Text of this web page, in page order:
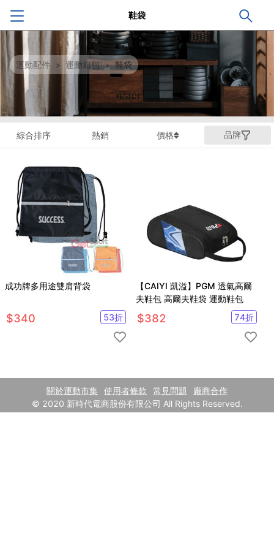
鞋袋
運動配件 > 運動箱包 > 鞋袋
綜合排序 熱銷 價格 品牌
成功牌多用途雙肩背袋
$340 53折
【CAIYI 凱溢】PGM 透氣高爾
夫鞋包 高爾夫鞋袋 運動鞋包
$382 74折
關於運動市集 使用者條款 常見問題
廠商合作
© 2020 新時代電商股份有限公司 All Rights Reserved.